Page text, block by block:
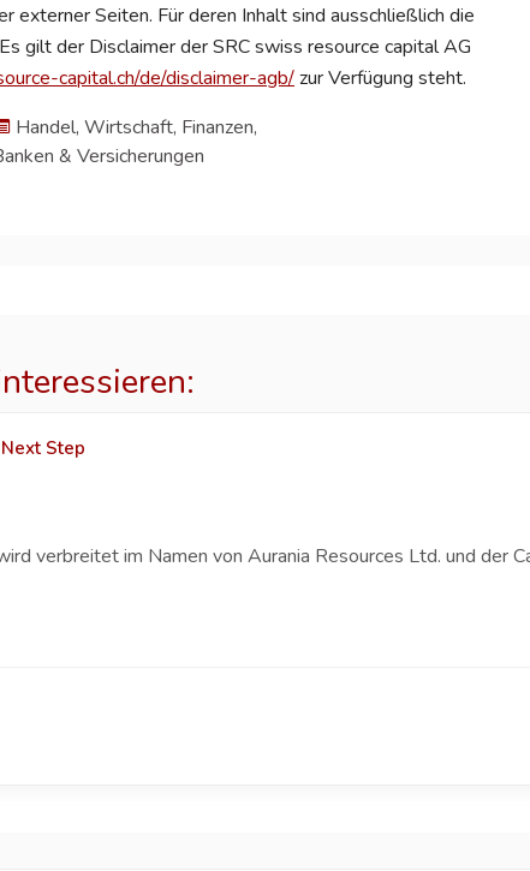
externer Seiten. Für deren Inhalt sind ausschließlich die
gilt der Disclaimer der SRC swiss resource capital AG
capital.ch/de/disclaimer-agb/zur Verfügung steht.
Handel, Wirtschaft, Finanzen,
& Versicherungen
Step
verbreitet im Namen von Aurania Resources Ltd. und der